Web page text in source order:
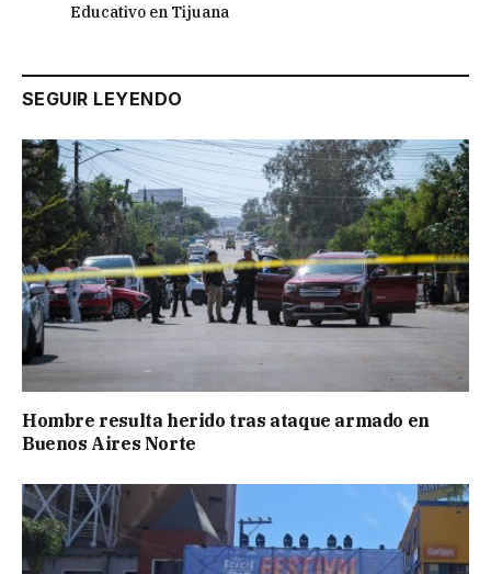
Educativo en Tijuana
SEGUIR LEYENDO
Hombre resulta herido tras ataque armado en
Buenos Aires Norte